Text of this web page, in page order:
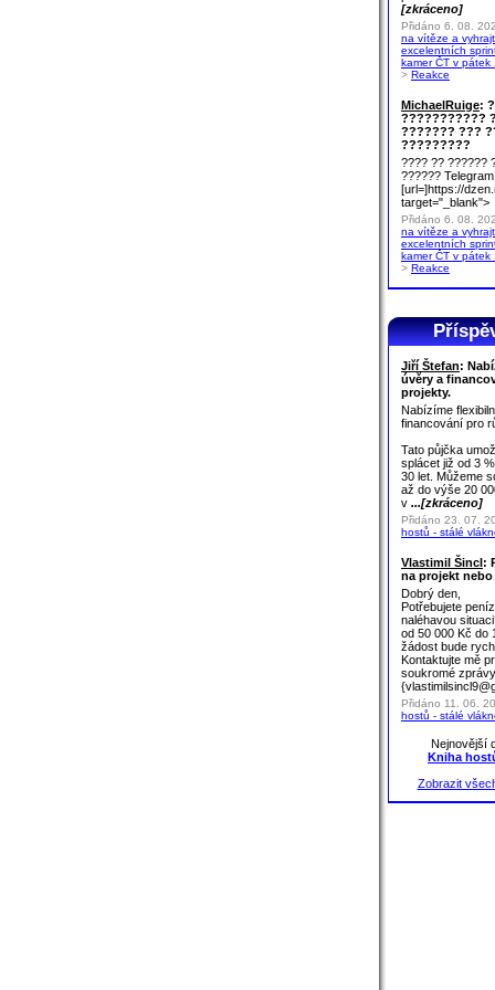
[zkráceno]
Přidáno 6. 08.
na vítěze a
excelentních
kamer ČT v
> Reakce
MichaelRuige:
???????????
??????? ???
?????????
???? ?? ??????
??????
[url=]https://
target="_blank">
Přidáno 6. 08.
na vítěze a
excelentních
kamer ČT v
> Reakce
Jiří Štefan:
úvěry a
projekty.
Nabízíme
financování pro
Tato půjčka
splácet již od 3
30 let. Můžeme
až do výše 20
v ...[zkráceno]
Přidáno 23. 07.
hostů - stálé
Vlastimil Šincl:
na projekt
Dobrý den,
Potřebujete
naléhavou
od 50 000 Kč do
žádost bude
Kontaktujte mě
soukromé
Přidáno 11. 06.
hostů - stálé
Nejnovější
Kniha
Zobrazit